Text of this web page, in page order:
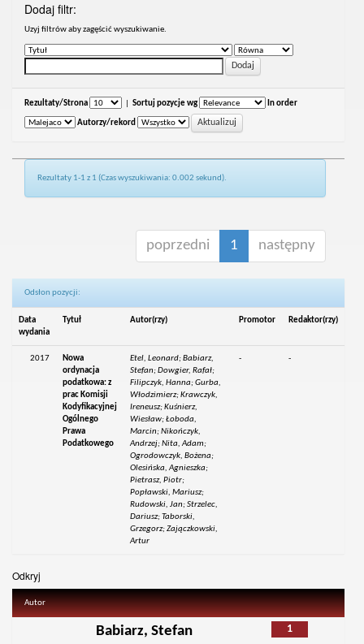
Dodaj filtr:
Uzyj filtrów aby zagęścić wyszukiwanie.
Rezultaty/Strona Sortuj pozycje wg In order
Autorzy/rekord
Rezultaty 1-1 z 1 (Czas wyszukiwania: 0.002 sekund).
poprzedni 1 następny
Odsłon pozycji:
Data
wydania
Tytuł Autor(rzy) Promotor Redaktor(rzy)
2017
Nowa
ordynacja
podatkowa: z
prac Komisji
Kodyfikacyjnej
Ogólnego
Prawa
Podatkowego
Etel, Leonard; Babiarz,
Stefan; Dowgier, Rafał;
Filipczyk, Hanna; Gurba,
Włodzimierz; Krawczyk,
Ireneusz; Kuśnierz,
Wiesław; Łoboda,
Marcin; Nikończyk,
Andrzej; Nita, Adam;
Ogrodowczyk, Bożena;
Olesińska, Agnieszka;
Pietrasz, Piotr;
Popławski, Mariusz;
Rudowski, Jan; Strzelec,
Dariusz; Taborski,
Grzegorz; Zajączkowski,
Artur
- -
Odkryj
Autor
1
Babiarz, Stefan